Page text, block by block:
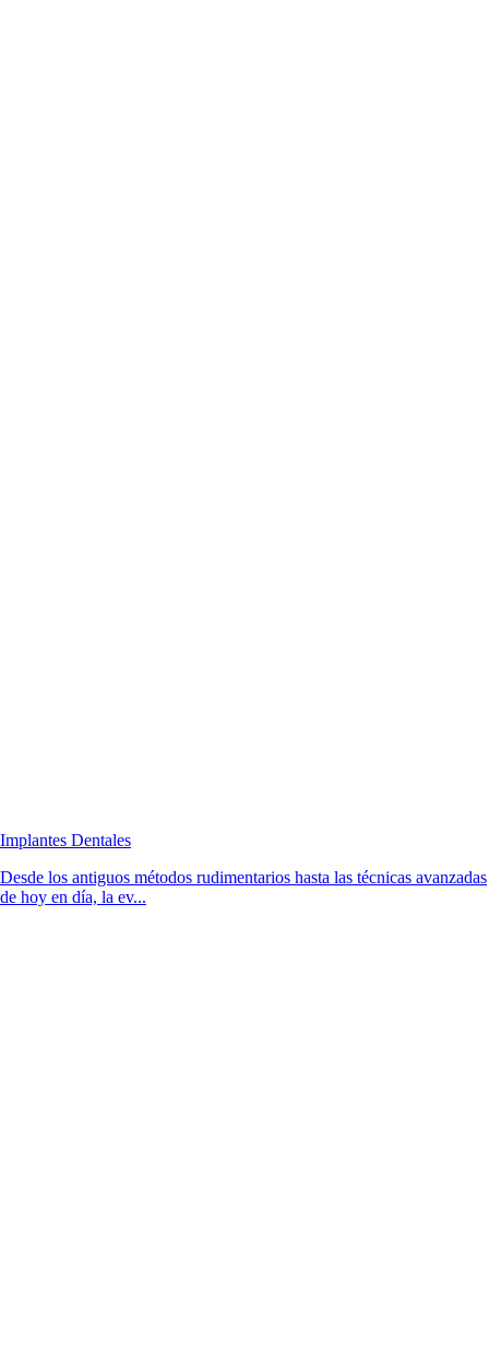
Implantes Dentales
Desde los antiguos métodos rudimentarios hasta las técnicas avanzadas
de hoy en día, la ev...